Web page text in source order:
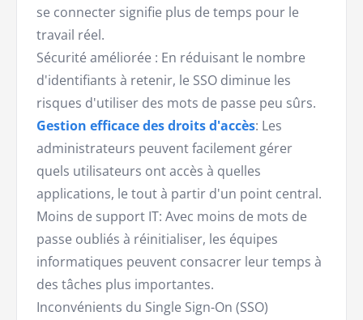
se connecter signifie plus de temps pour le
travail réel.
Sécurité améliorée : En réduisant le nombre
d'identifiants à retenir, le SSO diminue les
risques d'utiliser des mots de passe peu sûrs.
Gestion efficace des droits d'accès: Les
administrateurs peuvent facilement gérer
quels utilisateurs ont accès à quelles
applications, le tout à partir d'un point central.
Moins de support IT: Avec moins de mots de
passe oubliés à réinitialiser, les équipes
informatiques peuvent consacrer leur temps à
des tâches plus importantes.
Inconvénients du Single Sign-On (SSO)